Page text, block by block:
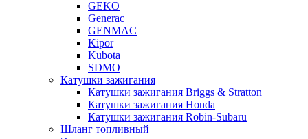
GEKO
Generac
GENMAC
Kipor
Kubota
SDMO
Катушки зажигания
Катушки зажигания Briggs & Stratton
Катушки зажигания Honda
Катушки зажигания Robin-Subaru
Шланг топливный